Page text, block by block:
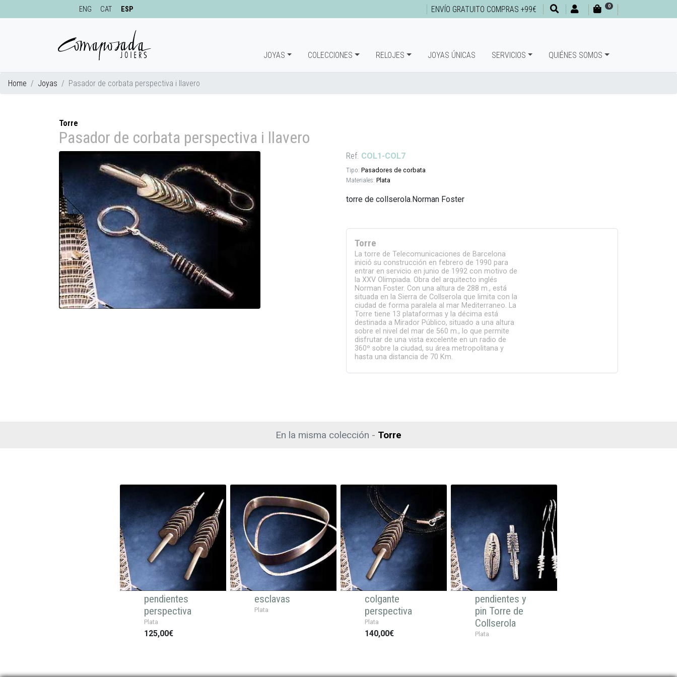
ENG CAT ESP ENVÍO GRATUITO COMPRAS +99€ 0
JOYAS COLECCIONES RELOJES JOYAS ÚNICAS SERVICIOS QUIÉNES SOMOS
Home Joyas Pasador de corbata perspectiva i llavero
Torre
Pasador de corbata perspectiva i llavero
Ref. COL1-COL7
Tipo: Pasadores de corbata
Materiales: Plata
torre de collserola.Norman Foster
Torre
La torre de Telecomunicaciones de Barcelona
inició su construcción en febrero de 1990 para
entrar en servicio en junio de 1992 con motivo de
la XXV Olimpiada. Obra del arquitecto inglés
Norman Foster. Con una altura de 288 m., está
situada en la Sierra de Collserola que limita con la
ciudad de forma paralela al mar Mediterraneo. La
Torre tiene 13 plataformas y la décima está
destinada a Mirador Público, situado a una altura
sobre el nivel del mar de 560 m., lo que permite
disfrutar de una vista excelente en un radio de
360º sobre la ciudad, su área metropolitana y
hasta una distancia de 70 Km.
En la misma colección - Torre
pendientes
perspectiva
Plata
125,00€
esclavas
Plata
colgante
perspectiva
Plata
140,00€
pendientes y
pin Torre de
Collserola
Plata